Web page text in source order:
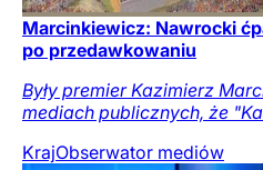
Marcinkiewicz: Nawrocki
po przedawkowaniu
Były premier Kazimierz
mediach publicznych, że
KrajObserwator mediów